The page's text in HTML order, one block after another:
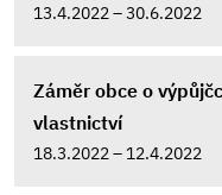
13.4.2022 – 30.6.2022
Záměr obce o
vlastnictví
18.3.2022 – 12.4.2022